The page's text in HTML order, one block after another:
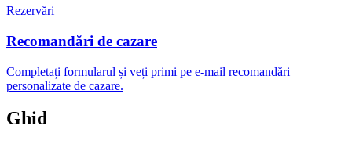
Rezervări
Recomandări de cazare
Completați formularul și veți primi pe e-mail recomandări
personalizate de cazare.
Ghid